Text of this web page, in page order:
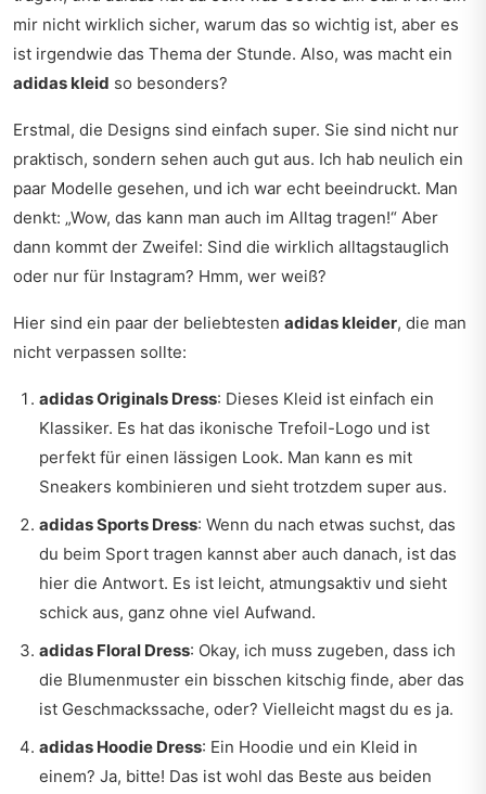
mir nicht wirklich sicher, warum das so wichtig ist, aber es
ist irgendwie das Thema der Stunde. Also, was macht ein
adidas kleid so besonders?
Erstmal, die Designs sind einfach super. Sie sind nicht nur
praktisch, sondern sehen auch gut aus. Ich hab neulich ein
paar Modelle gesehen, und ich war echt beeindruckt. Man
denkt: „Wow, das kann man auch im Alltag tragen!“ Aber
dann kommt der Zweifel: Sind die wirklich alltagstauglich
oder nur für Instagram? Hmm, wer weiß?
Hier sind ein paar der beliebtesten adidas kleider, die man
nicht verpassen sollte:
adidas Originals Dress: Dieses Kleid ist einfach ein
Klassiker. Es hat das ikonische Trefoil-Logo und ist
perfekt für einen lässigen Look. Man kann es mit
Sneakers kombinieren und sieht trotzdem super aus.
adidas Sports Dress: Wenn du nach etwas suchst, das
du beim Sport tragen kannst aber auch danach, ist das
hier die Antwort. Es ist leicht, atmungsaktiv und sieht
schick aus, ganz ohne viel Aufwand.
adidas Floral Dress: Okay, ich muss zugeben, dass ich
die Blumenmuster ein bisschen kitschig finde, aber das
ist Geschmackssache, oder? Vielleicht magst du es ja.
adidas Hoodie Dress: Ein Hoodie und ein Kleid in
einem? Ja, bitte! Das ist wohl das Beste aus beiden